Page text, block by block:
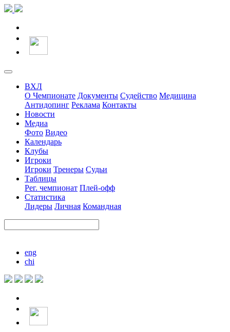
ВХЛ
О Чемпионате Документы Судейство Медицина
Антидопинг Реклама Контакты
Новости
Медиа
Фото Видео
Календарь
Клубы
Игроки
Игроки Тренеры Судьи
Таблицы
Рег. чемпионат Плей-офф
Статистика
Лидеры Личная Командная
eng
chi